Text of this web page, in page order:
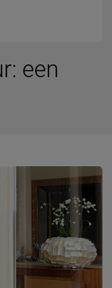
een